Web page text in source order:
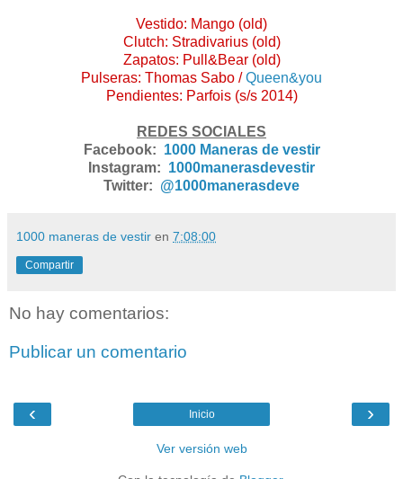
Vestido: Mango (old)
Clutch: Stradivarius (old)
Zapatos: Pull&Bear (old)
Pulseras: Thomas Sabo /Queen&you
Pendientes: Parfois (s/s 2014)
REDES SOCIALES
Facebook: 1000 Maneras de vestir
Instagram: 1000manerasdevestir
Twitter: @1000manerasdeve
1000 maneras de vestir en 7:08:00
Compartir
No hay comentarios:
Publicar un comentario
‹ ›
Inicio
Ver versión web